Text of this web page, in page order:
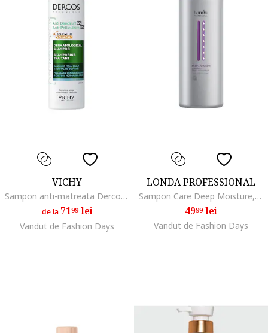
VICHY
Sampon anti-matreata Dercos Anti-Dandruff, Normal/Gras
de la 7199lei
Vandut de Fashion Days
LONDA PROFESSIONAL
Sampon Care Deep Moisture, 1000 ml
4999lei
Vandut de Fashion Days